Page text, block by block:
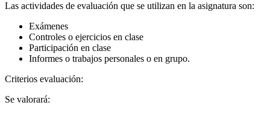
Las actividades de evaluación que se utilizan en la asignatura son:
Exámenes
Controles o ejercicios en clase
Participación en clase
Informes o trabajos personales o en grupo.
Criterios evaluación:
Se valorará: